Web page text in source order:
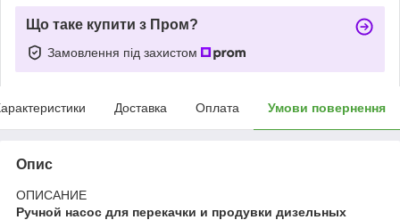
Що таке купити з Пром?
Замовлення під захистом
Доставка Оплата Умови повернення
Опис
ОПИСАНИЕ
Ручной насос для перекачки и продувки дизельных